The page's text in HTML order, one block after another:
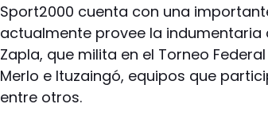
Sport2000 cuenta con una
actualmente provee la indumentaria
Zapla, que milita en el Torneo
Merlo e Ituzaingó, equipos que
entre otros.